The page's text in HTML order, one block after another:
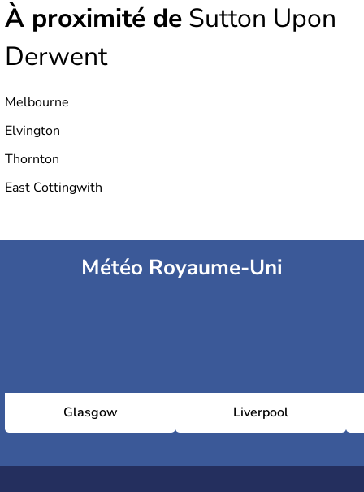
À proximité de Sutton Upon
Derwent
Melbourne
Elvington
Thornton
East Cottingwith
Météo Royaume-Uni
Glasgow Liverpool